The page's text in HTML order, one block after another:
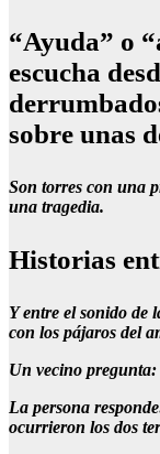
“Ayuda” o
escucha
sobre unas
Son torres con una
una tragedia.
Historias
Y entre el sonido de
con los pájaros del
Un vecino pregunta:
La persona
ocurrieron los dos